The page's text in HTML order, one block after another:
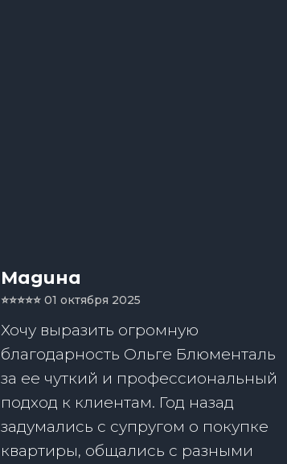
Мадина
⭐️⭐️⭐️⭐️⭐️ 01 октября 2025
Хочу выразить огромную
благодарность Ольге Блюменталь
за ее чуткий и профессиональный
подход к клиентам. Год назад
задумались с супругом о покупке
квартиры, общались с разными